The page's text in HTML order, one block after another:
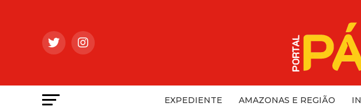
EXPEDIENTE AMAZONAS E REGIÃO